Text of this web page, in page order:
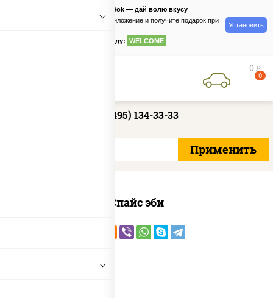
PizzaSushiWok — дай волю вкусу
Скачайте приложение и получите подарок при
по промокоду: WELCOME
Установить
0 руб
0
+7 (495) 134-33-33
Спайс эби